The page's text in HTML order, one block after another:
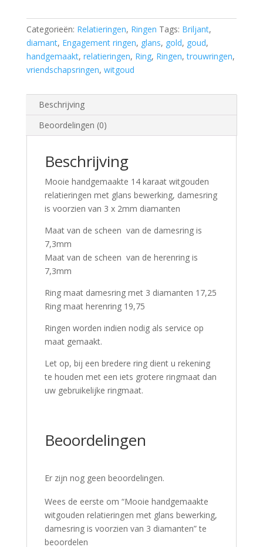
bewerking,
damesring
is
voorzien
van
diamanten
aantal
Categorieën: Relatieringen, Ringen Tags: Briljant,
diamant, Engagement ringen, glans, gold, goud,
handgemaakt, relatieringen, Ring, Ringen,trouwringen,
vriendschapsringen, witgoud
Beschrijving
Beoordelingen (0)
Beschrijving
Mooie handgemaakte 14 karaat witgouden
relatieringen met glans bewerking, damesring
is voorzien van 3 x 2mm diamanten
Maat van de scheen van de damesring is
7,3mm
Maat van de scheen van de herenring is
7,3mm
Ring maat damesring met 3 diamanten 17,25
Ring maat herenring 19,75
Ringen worden indien nodig als service op
maat gemaakt.
Let op, bij een bredere ring dient u rekening
te houden met een iets grotere ringmaat dan
uw gebruikelijke ringmaat.
Beoordelingen
Er zijn nog geen beoordelingen.
Wees de eerste om “Mooie handgemaakte
witgouden relatieringen met glans bewerking,
damesring is voorzien van 3 diamanten” te
beoordelen